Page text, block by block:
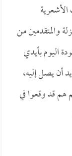
والمتقدمين من
اليوم بأيدي
يصل إليه،
هم قد وقعوا في